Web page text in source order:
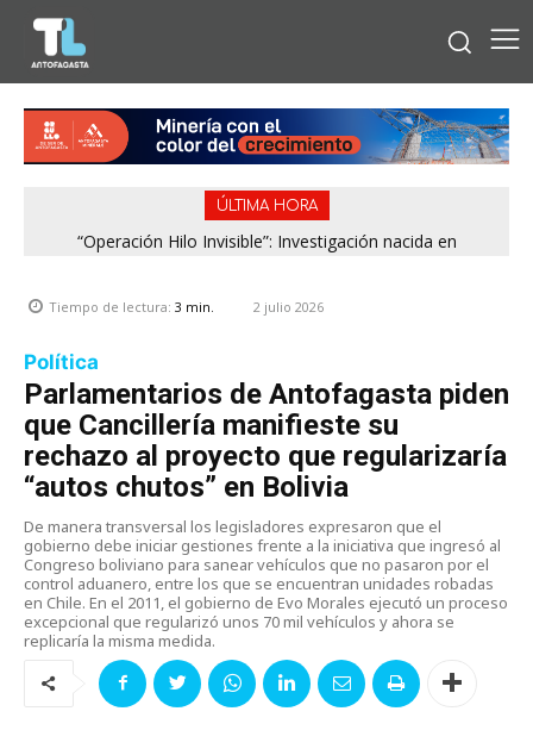
ÚLTIMA HORA
“Operación Hilo Invisible”: Investigación nacida en
Tiempo de lectura: 3 min. 2 julio 2026
Política
Parlamentarios de Antofagasta piden
que Cancillería manifieste su
rechazo al proyecto que regularizaría
“autos chutos” en Bolivia
De manera transversal los legisladores expresaron que el
gobierno debe iniciar gestiones frente a la iniciativa que ingresó al
Congreso boliviano para sanear vehículos que no pasaron por el
control aduanero, entre los que se encuentran unidades robadas
en Chile. En el 2011, el gobierno de Evo Morales ejecutó un proceso
excepcional que regularizó unos 70 mil vehículos y ahora se
replicaría la misma medida.